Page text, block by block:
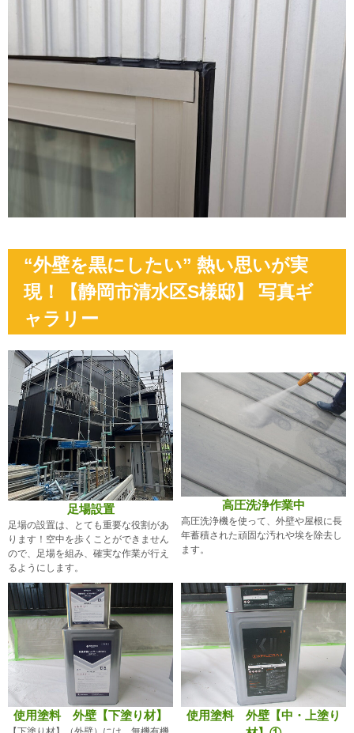
“外壁を黒にしたい” 熱い思いが実
現！【静岡市清水区S様邸】 写真ギ
ャラリー
足場設置
足場の設置は、とても重要な役割があ
ります！空中を歩くことができません
ので、足場を組み、確実な作業が行え
るようにします。
高圧洗浄作業中
高圧洗浄機を使って、外壁や屋根に長
年蓄積された頑固な汚れや埃を除去し
ます。
使用塗料 外壁【下塗り材】
使用塗料 外壁【中・上塗り